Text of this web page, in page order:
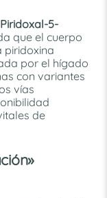
Piridoxal-5-
que el cuerpo
piridoxina
por el hígado
con variantes
vías
de